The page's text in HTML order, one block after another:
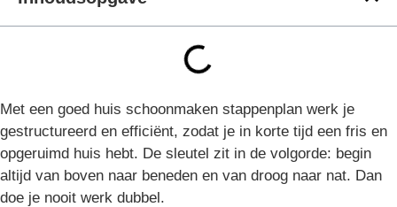
Met een goed huis schoonmaken stappenplan werk je
gestructureerd en efficiënt, zodat je in korte tijd een fris en
opgeruimd huis hebt. De sleutel zit in de volgorde: begin
altijd van boven naar beneden en van droog naar nat. Dan
doe je nooit werk dubbel.